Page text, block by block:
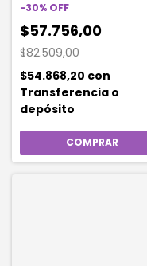
-30% OFF
$57.756,00
$82.509,00
$54.868,20 con
Transferencia o
depósito